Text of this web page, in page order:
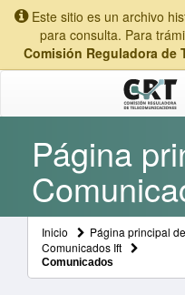
Este sitio es un archivo
para consulta. Para
Comisión Reguladora de
Página
Inicio
Página principal
Comunicados Ift
Comunicados